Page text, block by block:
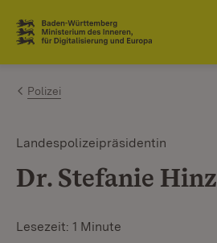
Zum Inhalt springen
Link zur Startseite
Polizei
Landespolizeipräsidentin
Dr. Stefanie Hinz
Lesezeit: 1 Minute